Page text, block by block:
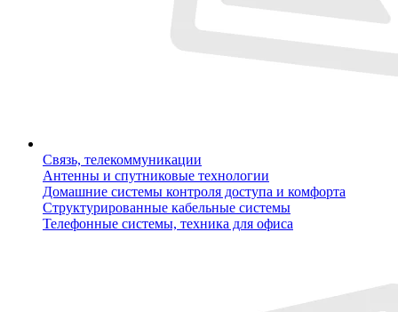
Связь, телекоммуникации
Антенны и спутниковые технологии
Домашние системы контроля доступа и комфорта
Структурированные кабельные системы
Телефонные системы, техника для офиса